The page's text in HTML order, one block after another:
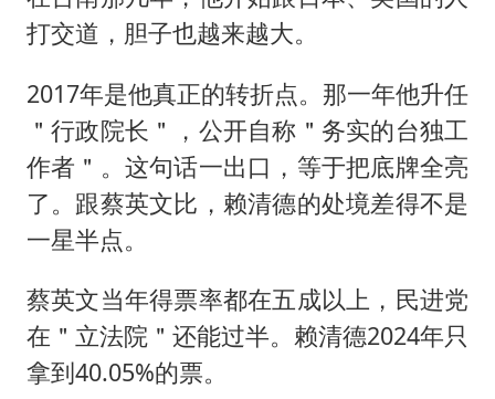
打交道，胆子也越来越大。
2017年是他真正的转折点。那一年他升任
＂行政院长＂，公开自称＂务实的台独工
作者＂。这句话一出口，等于把底牌全亮
了。跟蔡英文比，赖清德的处境差得不是
一星半点。
蔡英文当年得票率都在五成以上，民进党
在＂立法院＂还能过半。赖清德2024年只
拿到40.05%的票。